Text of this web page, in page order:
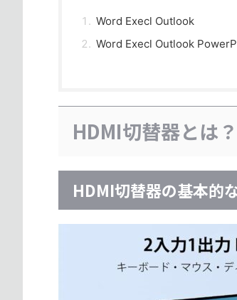
Word Execl Outlook
Word Execl Outlook
HDMI切替器とは
HDMI切替器の基本的